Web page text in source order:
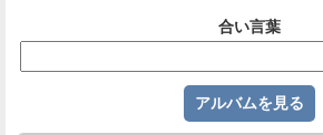
合い言葉